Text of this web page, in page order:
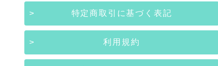
特定商取引に基づく表記
利用規約